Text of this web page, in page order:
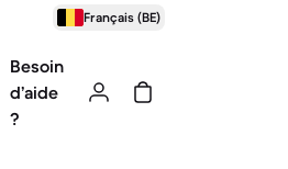
Français (BE)
Besoin
d’aide
?